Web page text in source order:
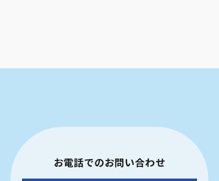
お電話でのお問い合わせ